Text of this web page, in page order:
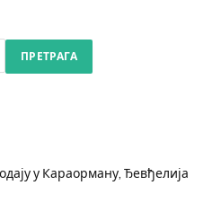
ПРЕТРАГА
у Караорману, Ђевђелија